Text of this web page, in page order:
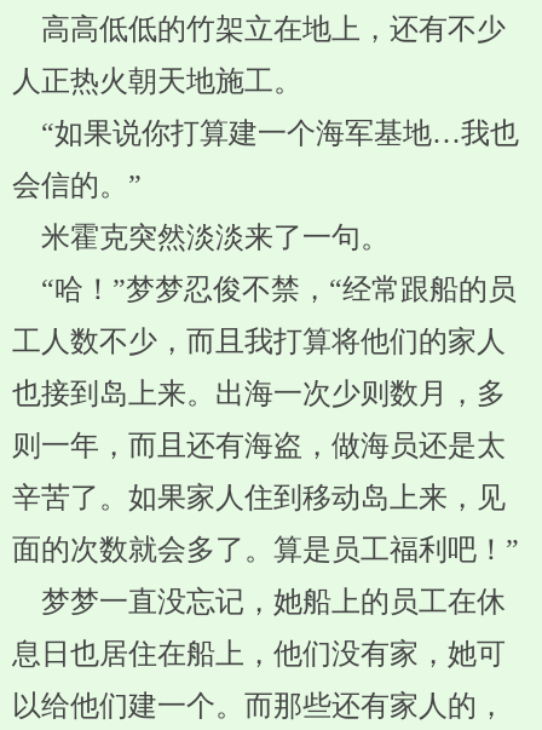
高高低低的竹架立在地上，还有不少
人正热火朝天地施工。
“如果说你打算建一个海军基地…我也
会信的。”
米霍克突然淡淡来了一句。
“哈！”梦梦忍俊不禁，“经常跟船的员
工人数不少，而且我打算将他们的家人
也接到岛上来。出海一次少则数月，多
则一年，而且还有海盗，做海员还是太
辛苦了。如果家人住到移动岛上来，见
面的次数就会多了。算是员工福利吧！”
梦梦一直没忘记，她船上的员工在休
息日也居住在船上，他们没有家，她可
以给他们建一个。而那些还有家人的，